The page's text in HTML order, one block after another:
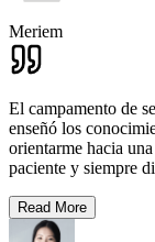
Meriem
El campamento de
enseñó los
orientarme hacia
paciente y siempre
Read More